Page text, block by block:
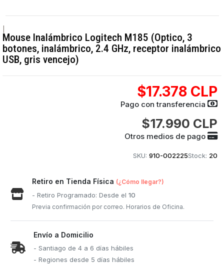
Mouse Inalámbrico Logitech M185 (Optico, 3
botones, inalámbrico, 2.4 GHz, receptor inalámbrico
USB, gris vencejo)
$17.378 CLP
Pago con transferencia
$17.990 CLP
Otros medios de pago
SKU: 910-002225Stock: 20
Retiro en Tienda Física (¿Cómo llegar?)
- Retiro Programado: Desde el10
Previa confirmación por correo. Horarios de Oficina.
Envío a Domicilio
- Santiago de 4 a 6 días hábiles
- Regiones desde 5 días hábiles